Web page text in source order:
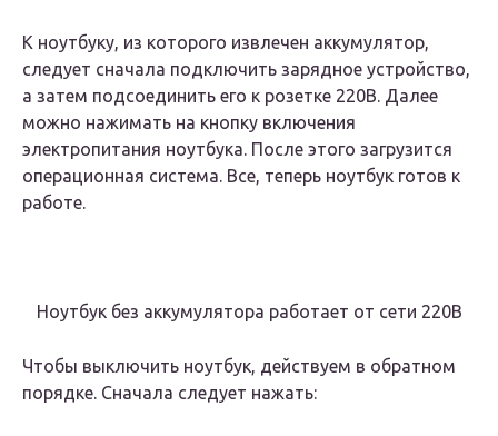
К ноутбуку, из которого извлечен аккумулятор,
следует сначала подключить зарядное устройство,
а затем подсоединить его к розетке 220B. Далее
можно нажимать на кнопку включения
электропитания ноутбука. После этого загрузится
операционная система. Все, теперь ноутбук готов к
работе.
Ноутбук без аккумулятора работает от сети 220В
Чтобы выключить ноутбук, действуем в обратном
порядке. Сначала следует нажать: